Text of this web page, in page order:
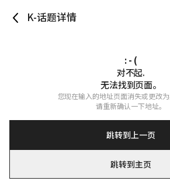
K-话题详情
: - (
对不起.
无法找到页面。
您现在输入的地址页面消失或更改为
请重新确认一下地址。
跳转到上一页
跳转到主页